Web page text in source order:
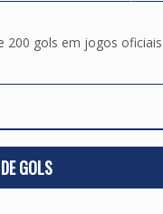
200 gols em jogos oficiais
GOLS